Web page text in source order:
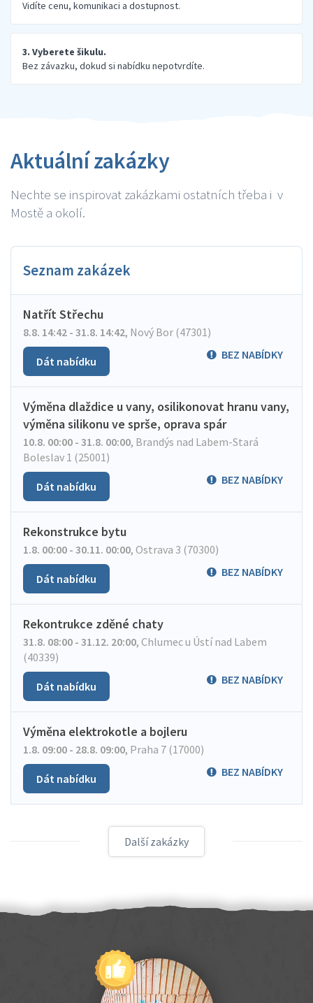
Vidíte cenu, komunikaci a dostupnost.
3. Vyberete šikulu.
Bez závazku, dokud si nabídku nepotvrdíte.
Aktuální zakázky
Nechte se inspirovat zakázkami ostatních třeba i v
Mostě a okolí.
Seznam zakázek
Natřít Střechu
8.8. 14:42 - 31.8. 14:42, Nový Bor (47301)
BEZ NABÍDKY
Dát nabídku
Výměna dlaždice u vany, osilikonovat hranu vany,
výměna silikonu ve sprše, oprava spár
10.8. 00:00 - 31.8. 00:00, Brandýs nad Labem-Stará
Boleslav 1 (25001)
BEZ NABÍDKY
Dát nabídku
Rekonstrukce bytu
1.8. 00:00 - 30.11. 00:00, Ostrava 3 (70300)
BEZ NABÍDKY
Dát nabídku
Rekontrukce zděné chaty
31.8. 08:00 - 31.12. 20:00, Chlumec u Ústí nad Labem
(40339)
BEZ NABÍDKY
Dát nabídku
Výměna elektrokotle a bojleru
1.8. 09:00 - 28.8. 09:00, Praha 7 (17000)
BEZ NABÍDKY
Dát nabídku
Další zakázky